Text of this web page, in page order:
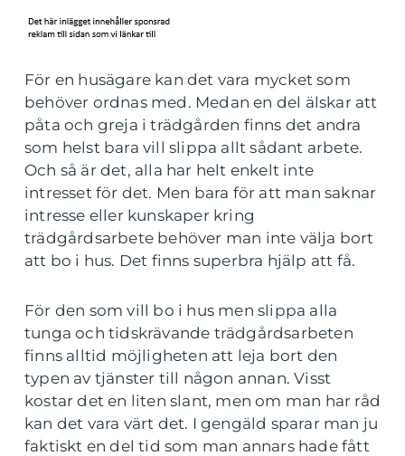
För en husägare kan det vara mycket som
behöver ordnas med. Medan en del älskar att
påta och greja i trädgården finns det andra
som helst bara vill slippa allt sådant arbete.
Och så är det, alla har helt enkelt inte
intresset för det. Men bara för att man saknar
intresse eller kunskaper kring
trädgårdsarbete behöver man inte välja bort
att bo i hus. Det finns superbra hjälp att få.
För den som vill bo i hus men slippa alla
tunga och tidskrävande trädgårdsarbeten
finns alltid möjligheten att leja bort den
typen av tjänster till någon annan. Visst
kostar det en liten slant, men om man har råd
kan det vara värt det. I gengäld sparar man ju
faktiskt en del tid som man annars hade fått